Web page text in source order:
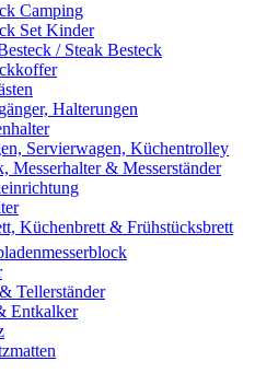
Camping
Set Kinder
/ Steak Besteck
Halterungen
Servierwagen, Küchentrolley
Messerhalter & Messerständer
Küchenbrett & Frühstücksbrett
Tellerständer
Entkalker